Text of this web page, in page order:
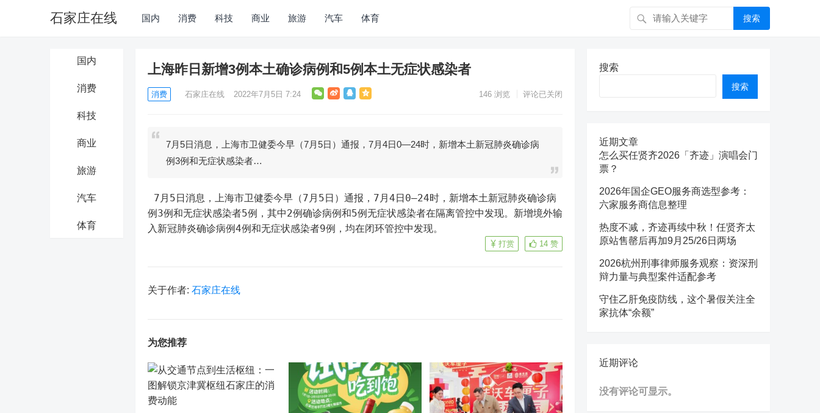
石家庄在线 国内 消费 科技 商业 旅游 汽车 体育 搜索
国内
消费
科技
商业
旅游
汽车
体育
上海昨日新增3例本土确诊病例和5例本土无症状感染者
消费 石家庄在线 2022年7月5日 7:24 146 浏览 评论已关闭
7月5日消息，上海市卫健委今早（7月5日）通报，7月4日0—24时，新增本土新冠肺炎确诊病
例3例和无症状感染者…
例3例和无症状感染者5例，其中2例确诊病例和5例无症状感染者在隔离管控中发现。新增境外输
入新冠肺炎确诊病例4例和无症状感染者9例，均在闭环管控中发现。
14 赞
打赏
关于作者: 石家庄在线
为您推荐
搜索
搜索
近期文章
怎么买任贤齐2026「齐迹」演唱会门
票？
2026年国企GEO服务商选型参考：
六家服务商信息整理
热度不减，齐迹再续中秋！任贤齐太
原站售罄后再加9月25/26日两场
2026杭州刑事律师服务观察：资深刑
辩力量与典型案件适配参考
守住乙肝免疫防线，这个暑假关注全
家抗体“余额”
近期评论
没有评论可显示。